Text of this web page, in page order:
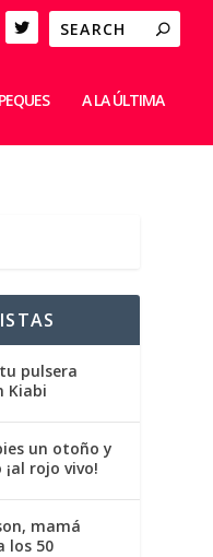
A LA ÚLTIMA
pulsera
Kiabi
un otoño y
rojo vivo!
mamá
los 50